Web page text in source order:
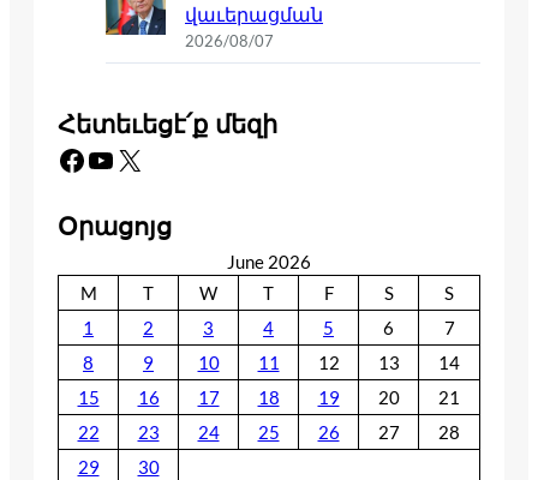
վաւերացման
2026/08/07
Հետեւեցէ՛ք մեզի
Facebook YouTube X
Օրացոյց
June 2026
M
T W T F S
S
1
2 3 4 5 6
7
8
9 10 11 12 13
14
15
16 17 18 19 20
21
22
23 24 25 26 27
28
29
30